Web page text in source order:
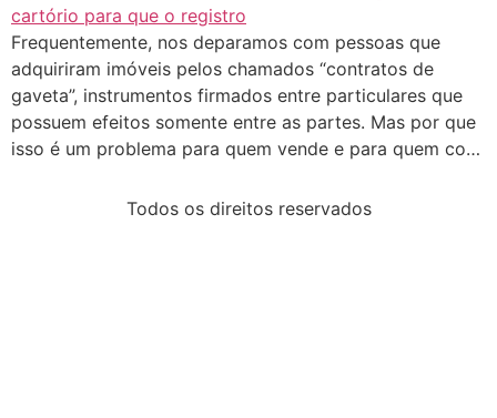
Fale com um advogado
Frequentemente, nos deparamos com pessoas que
adquiriram imóveis pelos chamados “contratos de
gaveta”, instrumentos firmados entre particulares que
possuem efeitos somente entre as partes. Mas por que
isso é um problema para quem vende e para quem co…
Todos os direitos reservados